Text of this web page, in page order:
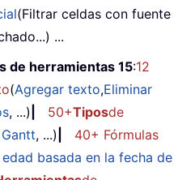
(Filtrar celdas con fuente
...
de herramientas 15:12
(Agregar texto,Eliminar
, ...) 50+Tiposde
, ...)
40+ Fórmulas
basada en la fecha de